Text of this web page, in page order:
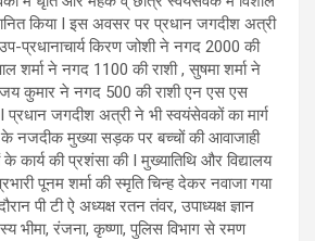
किया I इस अवसर पर प्रधान जगदीश अत्री
प्रधानाचार्य किरण जोशी ने नगद 2000 की
शर्मा ने नगद 1100 की राशी , सुषमा शर्मा ने
कुमार ने नगद 500 की राशी एन एस एस
जगदीश अत्री ने भी स्वयंसेवकों का मार्ग
के नजदीक मुख्या सड़क पर बच्चों की आवाजाही
कार्य की प्रशंसा की I मुख्यातिथि और विद्यालय
पूनम शर्मा की स्मृति चिन्ह देकर नवाजा गया
पी टी ऐ अध्यक्ष रतन तंवर, उपाध्यक्ष ज्ञान
भीमा, रंजना, कृष्णा, पुलिस विभाग से रमण